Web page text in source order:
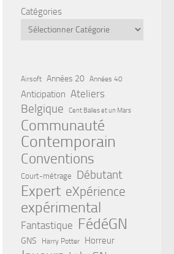
Catégories
Airsoft Années 20 Années 40
Anticipation Ateliers
Belgique Cent Balles et un Mars
Communauté
Contemporain
Conventions
Court-métrage Débutant
Expert eXpérience
expérimental
Fantastique FédéGN
GNS Harry Potter Horreur